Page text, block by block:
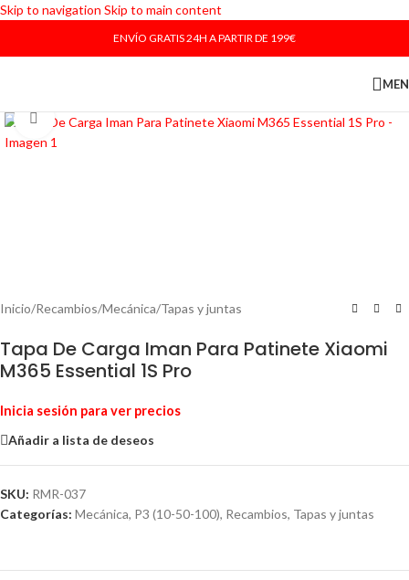
Skip to navigation Skip to main content
ENVÍO GRATIS 24H A PARTIR DE 199€
Haga Click para agrandar
Inicio/Recambios/Mecánica/Tapas y juntas
Tapa De Carga Iman Para Patinete Xiaomi
M365 Essential 1S Pro
Inicia sesión para ver precios
Añadir a lista de deseos
SKU: RMR-037
Categorías: Mecánica, P3 (10-50-100), Recambios, Tapas y juntas